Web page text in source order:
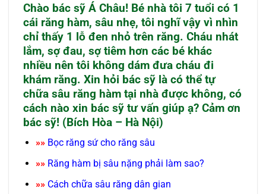
Chào bác sỹ Á Châu! Bé nhà tôi 7 tuổi có 1
cái răng hàm, sâu nhẹ, tôi nghĩ vậy vì nhìn
chỉ thấy 1 lỗ đen nhỏ trên răng. Cháu nhát
lắm, sợ đau, sợ tiêm hơn các bé khác
nhiều nên tôi không dám đưa cháu đi
khám răng. Xin hỏi bác sỹ là có thể tự
chữa sâu răng hàm tại nhà được không, có
cách nào xin bác sỹ tư vấn giúp ạ? Cảm ơn
bác sỹ! (Bích Hòa – Hà Nội)
»» Bọc răng sứ cho răng sâu
»» Răng hàm bị sâu nặng phải làm sao?
»» Cách chữa sâu răng dân gian